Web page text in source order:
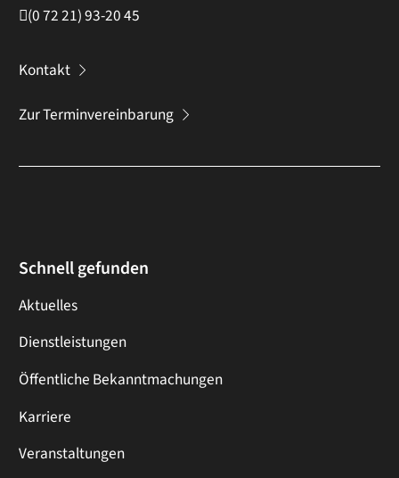
(07221) 93-2045
Kontakt
Zur Terminvereinbarung
Schnell gefunden
Aktuelles
Dienstleistungen
Öffentliche Bekanntmachungen
Karriere
Veranstaltungen